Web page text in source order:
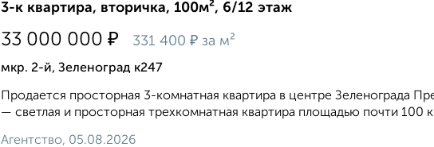
3-к квартира, вторичка, 100м², 6/12 этаж
33 000 000 ₽ 331 400 ₽ за м²
мкр. 2-й, Зеленоград к247
Продается просторная 3-комнатная квартира в центре Зеленограда
— светлая и просторная трехкомнатная квартира площадью почти 100
Агентство, 05.08.2026